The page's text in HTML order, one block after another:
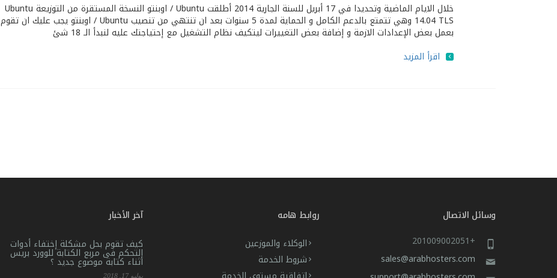
خلال اﻻيام الماضية وتحديدا في 17 أبريل للسنة الجارية 2014 أطلقت Ubuntu / اوبنتو النسخة المستقرة من التوزيعة Ubuntu
14.04 TLS وهي تتمتع بالدعم الكامل و الحماية لمدة 5 سنوات بعد ان تنتهي من تنصيب Ubuntu / اوبنتو يجب عليك ان تقوم
بعمل بعض الإعدادات اﻻزمة و إضافة بعض التغييرات ليتكيف نظام التشغيل مع إحتياجتك عليه لنبدأ الـ 18 شئ
اقرأ المزيد
وسائل الاتصال
+201009002051
sales@arabhosters.com
روابط هامه
الوكلاء والموزعين
شروط الخدمة
آخر الأخبار
كيف تقوم بحل مشكلة إختفاء أدوات
التحكم فى مربع الكتابة للوورد بريس
أثناء كتابة موضوع جديد ؟
يوليو 17, 2018